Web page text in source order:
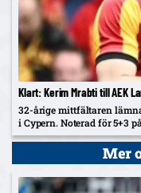
Klart: Kerim Mrabti till AEK
32-årige mittfältaren
i Cypern. Noterad för 5+3
Mer